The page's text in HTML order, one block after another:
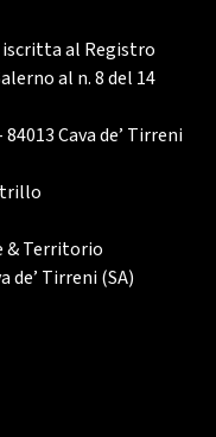
al Registro
al n. 8 del 14
Cava de’ Tirreni
& Territorio
de’ Tirreni (SA)